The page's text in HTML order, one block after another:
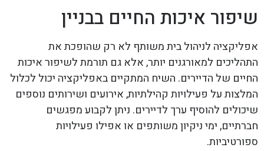
שיפור איכות החיים בבניין
אפליקציה לניהול בית משותף לא רק שהופכת את
התהליכים למאורגנים יותר, אלא גם תורמת לשיפור איכות
החיים של הדיירים. השיח המתקיים באפליקציה יכול לכלול
המלצות על פעילויות קהילתיות, אירועים ושירותים נוספים
שיכולים להוסיף ערך לדיירים. ניתן לקבוע מפגשים
חברתיים, ימי ניקיון משותפים או אפילו פעילויות
ספורטיביות.